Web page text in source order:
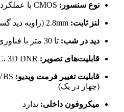
نوع سنسور:
لنز ثابت:
دید در شب: تا 30 متر با فناوری هوشمند
قابلیت‌های تصویر:
قابلیت تغییر فرمت ویدیو:
(چهار در یک)
میکروفون داخلی: ندارد